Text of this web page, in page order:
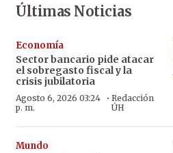
Últimas Noticias
Economía
Sector bancario pide atacar
el sobregasto fiscal y la
crisis jubilatoria
Agosto 6, 2026 03:24
p. m.
· Redacción
ÚH
Mundo